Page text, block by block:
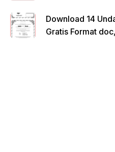
Download 14
Gratis Format